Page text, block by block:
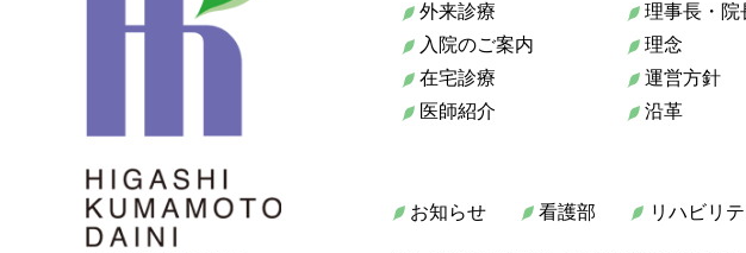
外来診療
入院のご案内
在宅診療
医師紹介
理事長・院
理念
運営方針
沿革
お知らせ 看護部 リハビリ